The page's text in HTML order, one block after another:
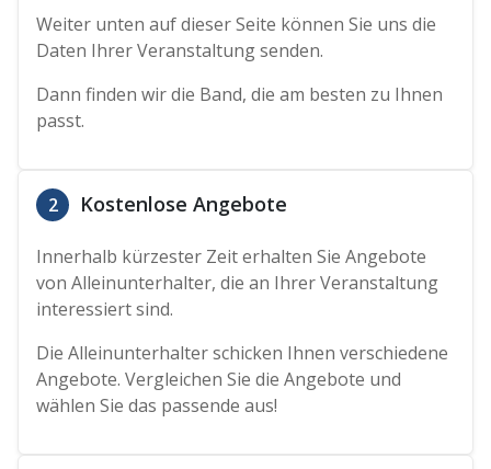
Weiter unten auf dieser Seite können Sie uns die
Daten Ihrer Veranstaltung senden.
Dann finden wir die Band, die am besten zu Ihnen
passt.
2 Kostenlose Angebote
Innerhalb kürzester Zeit erhalten Sie Angebote
von Alleinunterhalter, die an Ihrer Veranstaltung
interessiert sind.
Die Alleinunterhalter schicken Ihnen verschiedene
Angebote. Vergleichen Sie die Angebote und
wählen Sie das passende aus!